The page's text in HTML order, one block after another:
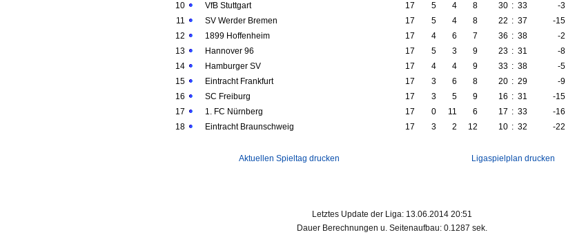
10
VfB Stuttgart 17 5 4 8 30 : 33 -3
11
SV Werder Bremen 17 5 4 8 22 : 37 -15
12
1899 Hoffenheim 17 4 6 7 36 : 38 -2
13
Hannover 96 17 5 3 9 23 : 31 -8
14
Hamburger SV 17 4 4 9 33 : 38 -5
15
Eintracht Frankfurt 17 3 6 8 20 : 29 -9
16
SC Freiburg 17 3 5 9 16 : 31 -15
17
1. FC Nürnberg 17 0 11 6 17 : 33 -16
18
Eintracht Braunschweig 17 3 2 12 10 : 32 -22
Aktuellen Spieltag drucken Ligaspielplan drucken
Letztes Update der Liga: 13.06.2014 20:51
Dauer Berechnungen u. Seitenaufbau: 0.1287 sek.